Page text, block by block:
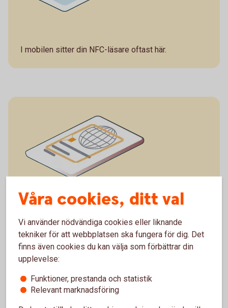
I mobilen sitter din NFC-läsare oftast här.
Våra cookies, ditt val
Vi använder nödvändiga cookies eller liknande
tekniker för att webbplatsen ska fungera för dig. Det
finns även cookies du kan välja som förbättrar din
upplevelse:
Funktioner, prestanda och statistik
Relevant marknadsföring